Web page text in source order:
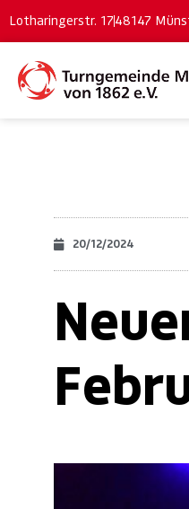
Lotharingerstr. 1748147
20/12/2024